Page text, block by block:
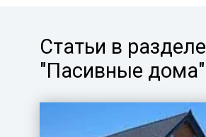
Статьи в разделе
"Пасивные дома"